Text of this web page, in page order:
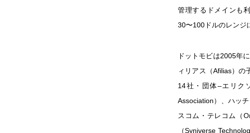
管理するドメインも
30〜100ドルのレンジ
ドットモビは2005年
ィリアス（Afilias）の
14社・団体–エリク
Association）、ハッ
スコム・テレコム（
（Syniverse